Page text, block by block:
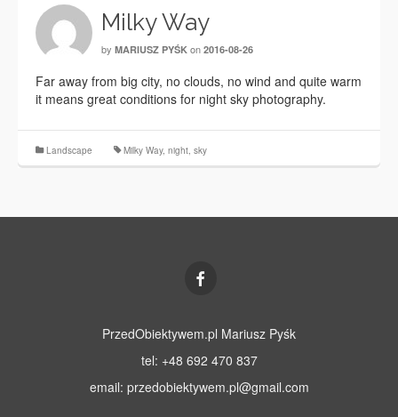
Milky Way
by MARIUSZ PYŚK on 2016-08-26
Far away from big city, no clouds, no wind and quite warm
it means great conditions for night sky photography.
Landscape Milky Way, night, sky
PrzedObiektywem.pl Mariusz Pyśk
tel: +48 692 470 837
email: przedobiektywem.pl@gmail.com